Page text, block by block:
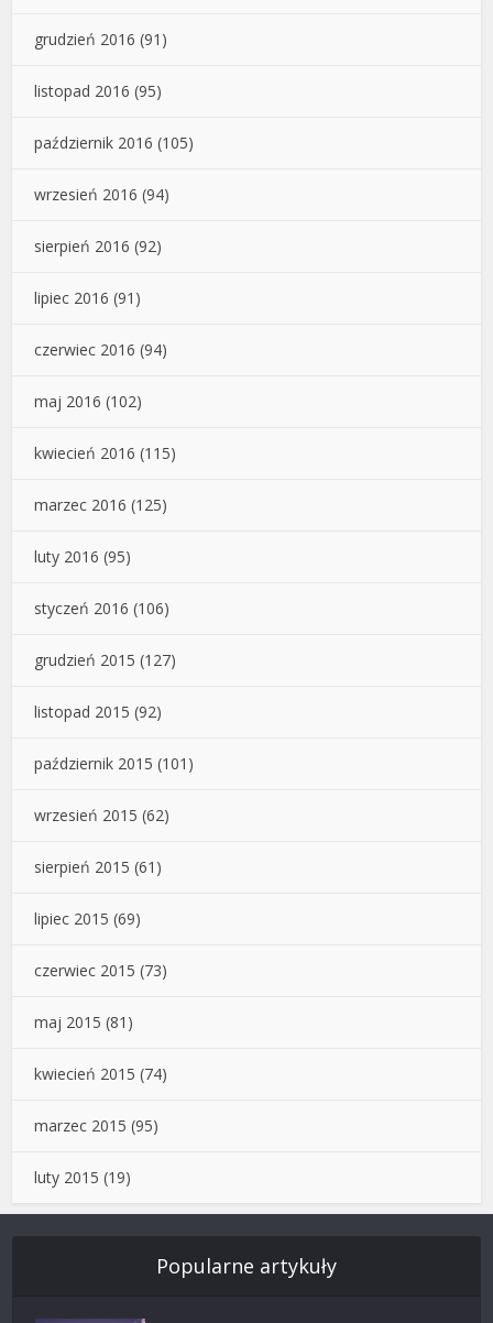
grudzień 2016 (91)
listopad 2016 (95)
październik 2016 (105)
wrzesień 2016 (94)
sierpień 2016 (92)
lipiec 2016 (91)
czerwiec 2016 (94)
maj 2016 (102)
kwiecień 2016 (115)
marzec 2016 (125)
luty 2016 (95)
styczeń 2016 (106)
grudzień 2015 (127)
listopad 2015 (92)
październik 2015 (101)
wrzesień 2015 (62)
sierpień 2015 (61)
lipiec 2015 (69)
czerwiec 2015 (73)
maj 2015 (81)
kwiecień 2015 (74)
marzec 2015 (95)
luty 2015 (19)
Popularne artykuły